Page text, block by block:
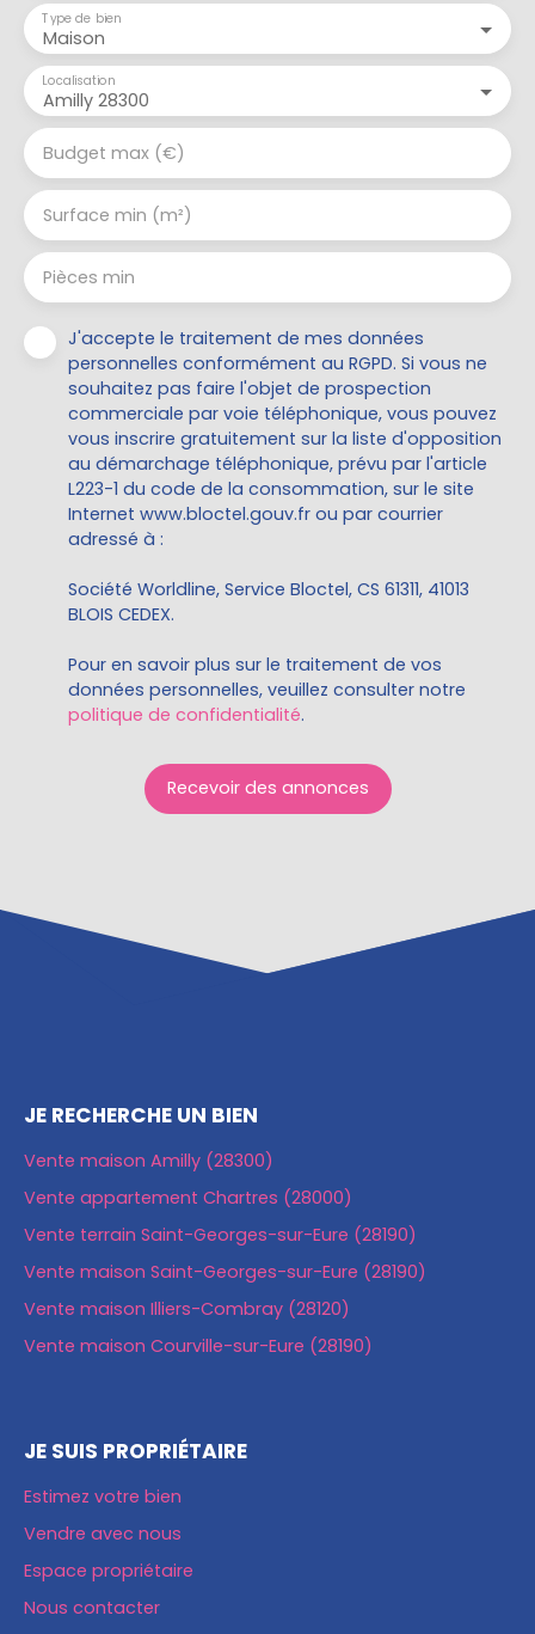
Maison
Type de bien
Amilly 28300
Localisation
Budget max (€)
Surface min (m²)
Pièces min
J'accepte le traitement de mes données
personnelles conformément au RGPD. Si vous ne
souhaitez pas faire l'objet de prospection
commerciale par voie téléphonique, vous pouvez
vous inscrire gratuitement sur la liste d'opposition
au démarchage téléphonique, prévu par l'article
L223-1 du code de la consommation, sur le site
Internet www.bloctel.gouv.fr ou par courrier
adressé à :
Société Worldline, Service Bloctel, CS 61311, 41013
BLOIS CEDEX.
Pour en savoir plus sur le traitement de vos
données personnelles, veuillez consulter notre
politique de confidentialité.
Recevoir des annonces
JE RECHERCHE UN BIEN
Vente maison Amilly (28300)
Vente appartement Chartres (28000)
Vente terrain Saint-Georges-sur-Eure (28190)
Vente maison Saint-Georges-sur-Eure (28190)
Vente maison Illiers-Combray (28120)
Vente maison Courville-sur-Eure (28190)
JE SUIS PROPRIÉTAIRE
Estimez votre bien
Vendre avec nous
Espace propriétaire
Nous contacter